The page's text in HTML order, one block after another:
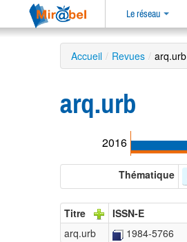
Le réseau
Accueil / Revues / arq.urb
arq.urb
2016
Thématique
Titre ISSN-E
arq.urb
1984-5766